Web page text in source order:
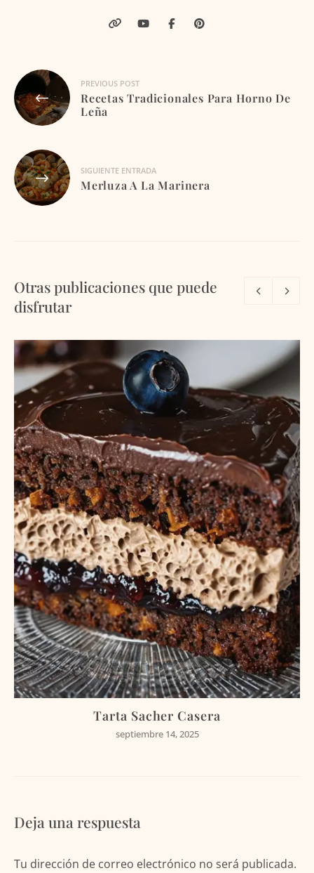
Navegación
de
entradas
PREVIOUS POST
Recetas Tradicionales Para Horno De
Leña
SIGUIENTE ENTRADA
Merluza A La Marinera
Otras publicaciones que puede
disfrutar
Tarta Sacher Casera
septiembre 14, 2025
Deja una respuesta
Tu dirección de correo electrónico no será publicada.